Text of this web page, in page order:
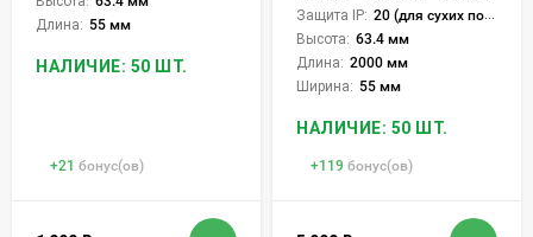
Длина: 55 мм
НАЛИЧИЕ: 50 ШТ.
+21 бонус(ов)
Защита IP: 20 (для сухих пом.)
Высота: 63.4 мм
Длина: 2000 мм
Ширина: 55 мм
НАЛИЧИЕ: 50 ШТ.
+119 бонус(ов)